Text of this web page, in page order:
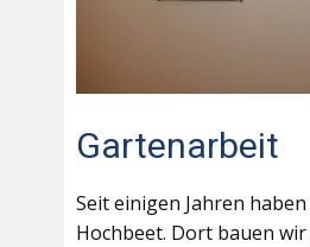
Gartenarbeit
Seit einigen Jahren
Hochbeet. Dort bauen